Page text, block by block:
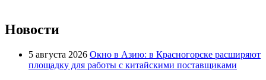
Новости
5 августа 2026 Окно в Азию: в Красногорске расширяют
площадку для работы с китайскими поставщиками